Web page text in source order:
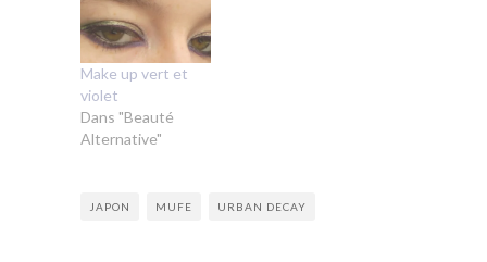
Make up vert et
violet
Dans "Beauté
Alternative"
JAPON MUFE URBAN DECAY